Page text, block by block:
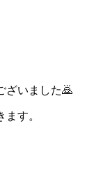
ざいました🙇
す。